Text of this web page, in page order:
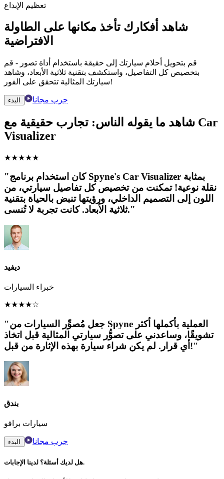
تعظيم الإبداع
شاهد أفكارك تأخذ مكانها على الطاولة
الافتراضية
قم بتحويل أحلام سيارتك إلى حقيقة باستخدام أداة تصور - قم
بتخصيص كل التفاصيل، واستكشف بتقنية ثلاثية الأبعاد، وشاهد
سيارتك المثالية تتحقق على الفور!
البدء جرب مجانا
شاهد ما يقوله الناس: تجارب حقيقية مع Car
Visualizer
★★★★★
"كان استخدام برنامج Spyne's Car Visualizer بمثابة
نقلة نوعية! تمكنت من تخصيص كل تفاصيل سيارتي، من
اللون إلى التصميم الداخلي، ورؤيتها تنبض بالحياة بتقنية
ثلاثية الأبعاد. كانت تجربة لا تُنسى."
ديفيد
خبراء السيارات
★★★★☆
"جعل مُصوِّر السيارات من Spyne العملية بأكملها أكثر
تشويقًا، وساعدني على تصوُّر سيارتي المثالية قبل اتخاذ
أي قرار. لم يكن شراء سيارة بهذه الإثارة من قبل!"
بندق
سيارات برافو
البدء جرب مجانا
هل لديك أسئلة؟ لدينا الإجابات.